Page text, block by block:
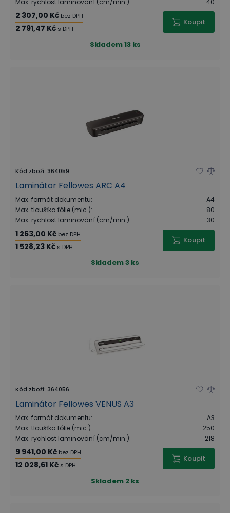
Max. rychlost laminování (cm/min.): 40
2 307,00 Kč bez DPH
2 791,47 Kč s DPH
Koupit
Skladem13 ks
Kód zboží: 364059
Laminátor Fellowes ARC A4
Max. formát dokumentu:
A4
Max. tloušťka fólie (mic.):
80
Max. rychlost laminování (cm/min.): 30
1 263,00 Kč bez DPH
1 528,23 Kč s DPH
Koupit
Skladem3 ks
Kód zboží: 364056
Laminátor Fellowes VENUS A3
Max. formát dokumentu:
A3
Max. tloušťka fólie (mic.):
250
Max. rychlost laminování (cm/min.): 218
9 941,00 Kč bez DPH
12 028,61 Kč s DPH
Koupit
Skladem 2 ks